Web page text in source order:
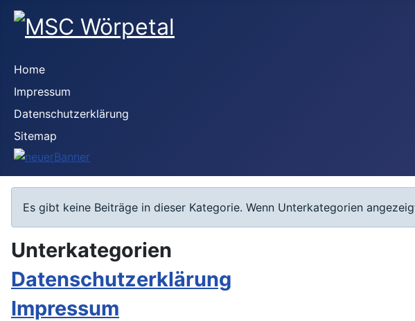
Home
Impressum
Datenschutzerklärung
Sitemap
Information
Es gibt keine Beiträge in dieser Kategorie. Wenn Unterkategorien
Unterkategorien
Datenschutzerklärung
Impressum